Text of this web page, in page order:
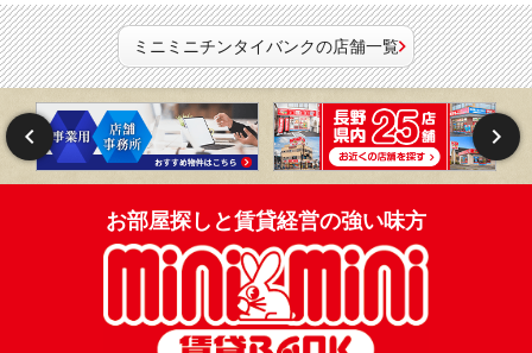
ミニミニチンタイバンクの店舗一覧
お部屋探しと賃貸経営の強い味方